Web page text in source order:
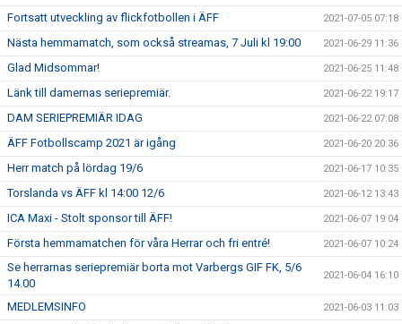
Fortsatt utveckling av flickfotbollen i ÄFF 2021-07-05 07:18
Nästa hemmamatch, som också streamas, 7 Juli kl 19:00 2021-06-29 11:36
Glad Midsommar! 2021-06-25 11:48
Länk till damernas seriepremiär. 2021-06-22 19:17
DAM SERIEPREMIÄR IDAG 2021-06-22 07:08
ÄFF Fotbollscamp 2021 är igång 2021-06-20 20:36
Herr match på lördag 19/6 2021-06-17 10:35
Torslanda vs ÄFF kl 14:00 12/6 2021-06-12 13:43
ICA Maxi - Stolt sponsor till ÄFF! 2021-06-07 19:04
Första hemmamatchen för våra Herrar och fri entré! 2021-06-07 10:24
Se herrarnas seriepremiär borta mot Varbergs GIF FK, 5/6
14.00
2021-06-04 16:10
MEDLEMSINFO 2021-06-03 11:03